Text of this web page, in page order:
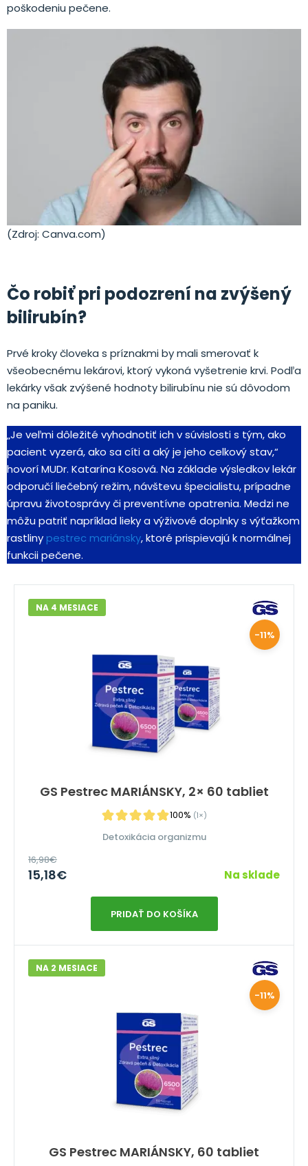
poškodeniu pečene.
(Zdroj: Canva.com)
Čo robiť pri podozrení na zvýšený
bilirubín?
Prvé kroky človeka s príznakmi by mali smerovať k
všeobecnému lekárovi, ktorý vykoná vyšetrenie krvi. Podľa
lekárky však zvýšené hodnoty bilirubínu nie sú dôvodom
na paniku.
„Je veľmi dôležité vyhodnotiť ich v súvislosti s tým, ako
pacient vyzerá, ako sa cíti a aký je jeho celkový stav,“
hovorí MUDr. Katarína Kosová. Na základe výsledkov lekár
odporučí liečebný režim, návštevu špecialistu, prípadne
úpravu životosprávy či preventívne opatrenia. Medzi ne
môžu patriť napríklad lieky a výživové doplnky s výťažkom
rastliny pestrec mariánsky, ktoré prispievajú k normálnej
funkcii pečene.
GS Pestrec MARIÁNSKY, 2× 60 tabliet
100% (1×)
NA 4 MESIACE
Detoxikácia organizmu
-11%
16,98€
15,18€ Na sklade
PRIDAŤ DO KOŠÍKA
GS Pestrec MARIÁNSKY, 60 tabliet
NA 2 MESIACE
-11%